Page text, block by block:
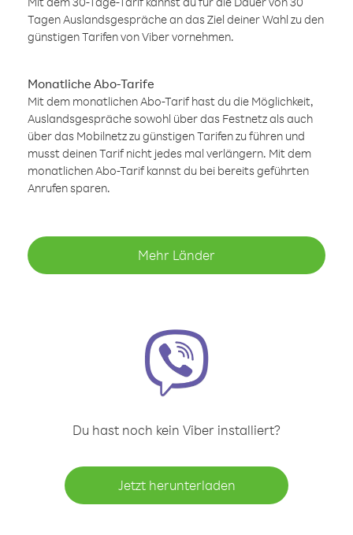
Tagen Auslandsgespräche an das Ziel deiner Wahl zu den
günstigen Tarifen von Viber vornehmen.
Monatliche Abo-Tarife
Mit dem monatlichen Abo-Tarif hast du die Möglichkeit,
Auslandsgespräche sowohl über das Festnetz als auch
über das Mobilnetz zu günstigen Tarifen zu führen und
musst deinen Tarif nicht jedes mal verlängern. Mit dem
monatlichen Abo-Tarif kannst du bei bereits geführten
Anrufen sparen.
Mehr Länder
Du hast noch kein Viber installiert?
Jetzt herunterladen